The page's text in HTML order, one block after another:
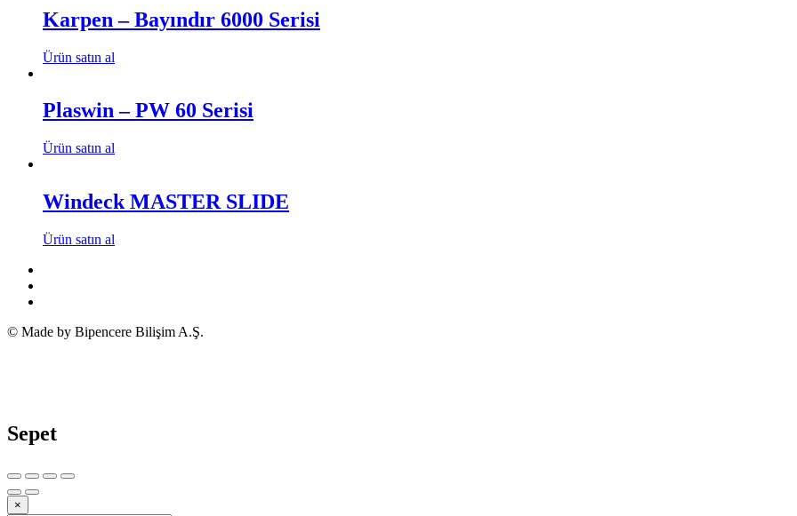
Karpen – Bayındır 6000 Serisi
Ürün satın al
Plaswin – PW 60 Serisi
Ürün satın al
Windeck MASTER SLIDE
Ürün satın al
© Made by Bipencere Bilişim A.Ş.
Sepet
×